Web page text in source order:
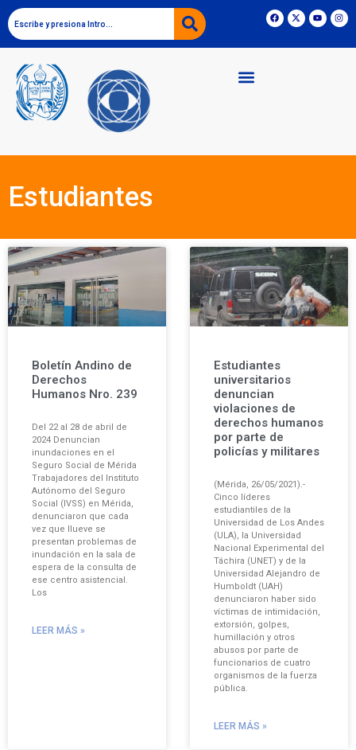
Estudiantes
Boletín Andino de
Derechos
Humanos Nro. 239
Del 22 al 28 de abril de
2024 Denuncian
inundaciones en el
Seguro Social de Mérida
Trabajadores del Instituto
Autónomo del Seguro
Social (IVSS) en Mérida,
denunciaron que cada
vez que llueve se
presentan problemas de
inundación en la sala de
espera de la consulta de
ese centro asistencial.
Los
LEER MÁS »
Estudiantes
universitarios
denuncian
violaciones de
derechos humanos
por parte de
policías y militares
(Mérida, 26/05/2021).-
Cinco líderes
estudiantiles de la
Universidad de Los Andes
(ULA), la Universidad
Nacional Experimental del
Táchira (UNET) y de la
Universidad Alejandro de
Humboldt (UAH)
denunciaron haber sido
víctimas de intimidación,
extorsión, golpes,
humillación y otros
abusos por parte de
funcionarios de cuatro
organismos de la fuerza
pública.
LEER MÁS »